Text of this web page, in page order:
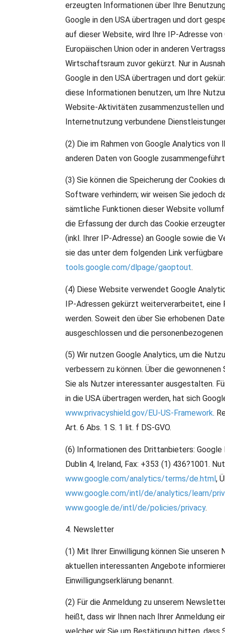
erzeugten Informationen über Ihre
Google in den USA übertragen und dort
auf dieser Website, wird Ihre IP-Adresse
Europäischen Union oder in anderen
Wirtschaftsraum zuvor gekürzt. Nur in
Google in den USA übertragen und dort
diese Informationen benutzen, um Ihre
Website-Aktivitäten zusammenzustellen
Internetnutzung verbundene
(2) Die im Rahmen von Google Analytics
anderen Daten von Google
(3) Sie können die Speicherung der Cookies
Software verhindern; wir weisen Sie jedoch
sämtliche Funktionen dieser Website
die Erfassung der durch das Cookie
(inkl. Ihrer IP-Adresse) an Google sowie die
sie das unter dem folgenden Link
tools.google.com/dlpage/gaoptout.
(4) Diese Website verwendet Google
IP-Adressen gekürzt weiterverarbeitet, eine
werden. Soweit den über Sie erhobenen
ausgeschlossen und die
(5) Wir nutzen Google Analytics, um die
verbessern zu können. Über die
Sie als Nutzer interessanter ausgestalten.
in die USA übertragen werden, hat sich
www.privacyshield.gov/EU-US-Framework.
Art. 6 Abs. 1 S. 1 lit. f DS-GVO.
(6) Informationen des Drittanbieters: Google
Dublin 4, Ireland, Fax: +353 (1) 436?1001.
www.google.com/analytics/terms/de.html,
www.google.com/intl/de/analytics/learn/
www.google.de/intl/de/policies/privacy.
4. Newsletter
(1) Mit Ihrer Einwilligung können Sie
aktuellen interessanten Angebote
Einwilligungserklärung benannt.
(2) Für die Anmeldung zu unserem
heißt, dass wir Ihnen nach Ihrer Anmeldung